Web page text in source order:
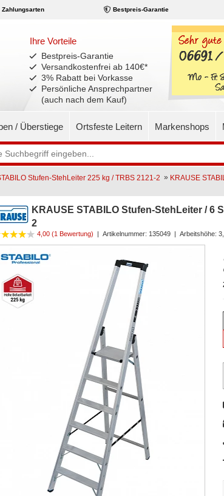
Zahlungsarten Bestpreis-Garantie
Ihre Vorteile
Bestpreis-Garantie
Versandkostenfrei ab 140€*
3% Rabatt bei Vorkasse
Persönliche Ansprechpartner
(auch nach dem Kauf)
/ Überstiege Ortsfeste Leitern Markenshops
Stufen-StehLeiter 225 kg / TRBS 2121-2 » KRAUSE
KRAUSE STABILO Stufen-StehLeiter / 6
2
4,00 (1 Bewertung) | Artikelnummer: 135049 | Arbeitshöhe: